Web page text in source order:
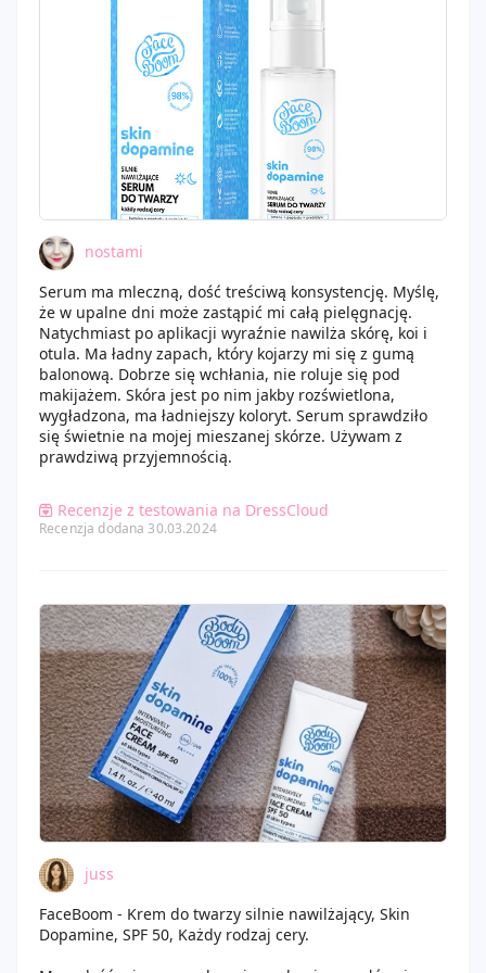
nostami
Serum ma mleczną, dość treściwą konsystencję. Myślę,
że w upalne dni może zastąpić mi całą pielęgnację.
Natychmiast po aplikacji wyraźnie nawilża skórę, koi i
otula. Ma ładny zapach, który kojarzy mi się z gumą
balonową. Dobrze się wchłania, nie roluje się pod
makijażem. Skóra jest po nim jakby rozświetlona,
wygładzona, ma ładniejszy koloryt. Serum sprawdziło
się świetnie na mojej mieszanej skórze. Używam z
prawdziwą przyjemnością.
Recenzje z testowania na DressCloud
Recenzja dodana 30.03.2024
juss
FaceBoom - Krem do twarzy silnie nawilżający, Skin
Dopamine, SPF 50, Każdy rodzaj cery.